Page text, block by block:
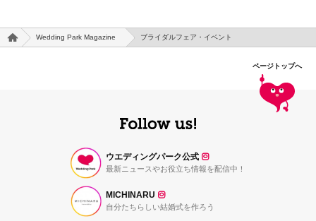
Wedding Park Magazine ブライダルフェア・イベント
ページトップへ
ウエディングパーク公式
最新ニュースやお役立ち情報を配信中！
MICHINARU
自分たちらしい結婚式を作ろう